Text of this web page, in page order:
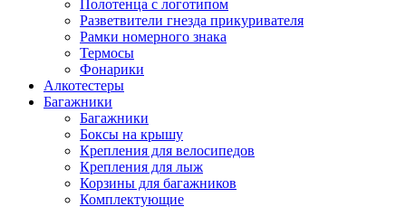
Полотенца с логотипом
Разветвители гнезда прикуривателя
Рамки номерного знака
Термосы
Фонарики
Алкотестеры
Багажники
Багажники
Боксы на крышу
Крепления для велосипедов
Крепления для лыж
Корзины для багажников
Комплектующие